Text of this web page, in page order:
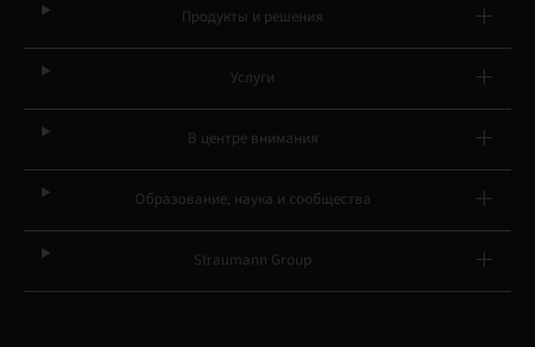
Продукты и решения
Услуги
В центре внимания
Образование, наука и сообщества
Straumann Group